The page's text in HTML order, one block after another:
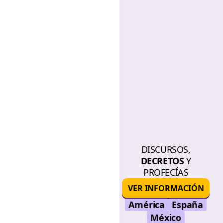
DISCURSOS,
DECRETOSY
PROFECÍAS
VER INFORMACIÓN
América
España
México